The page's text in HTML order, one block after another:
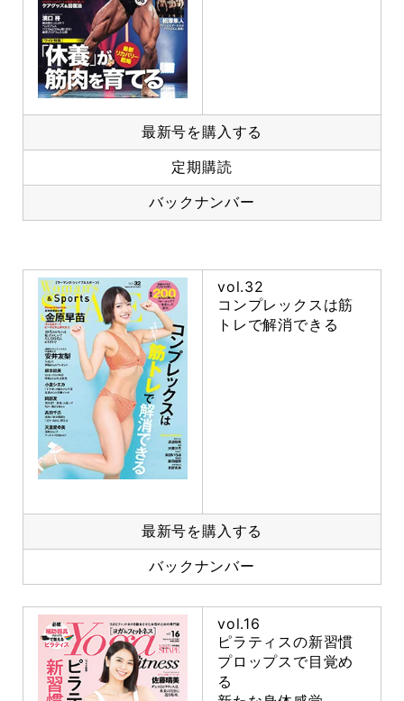
最新号を購入する
定期購読
バックナンバー
vol.32
コンプレックスは筋
トレで解消できる
最新号を購入する
バックナンバー
vol.16
ピラティスの新習慣
プロップスで目覚め
る